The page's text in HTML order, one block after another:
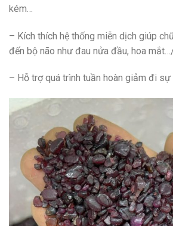
kém…
– Kích thích hệ thống miễn dịch giúp
đến bộ não như đau nửa đầu, hoa
– Hỗ trợ quá trình tuần hoàn giảm đi